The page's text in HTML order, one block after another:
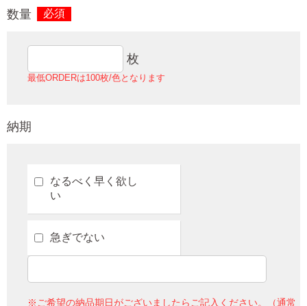
数量 必須
枚
最低ORDERは100枚/色となります
納期
なるべく早く欲し
い
急ぎでない
※ご希望の納品期日がございましたらご記入ください。（通常